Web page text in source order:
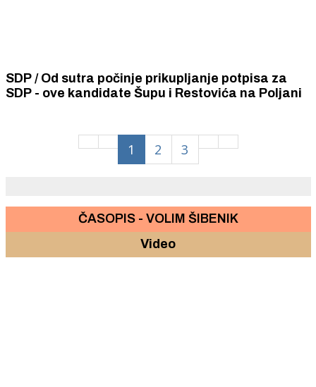
SDP / Od sutra počinje prikupljanje potpisa za
SDP - ove kandidate Šupu i Restovića na Poljani
1 2 3
ČASOPIS - VOLIM ŠIBENIK
Video